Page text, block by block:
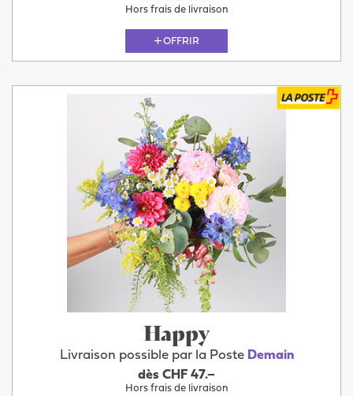
Hors frais de livraison
OFFRIR
Happy
Livraison possible par la Poste Demain
dès CHF 47.–
Hors frais de livraison